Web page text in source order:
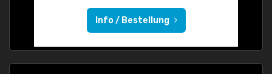
Info / Bestellung